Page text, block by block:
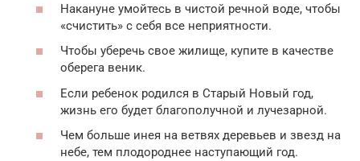
Накануне умойтесь в чистой речной воде, чтобы
«счистить» с себя все неприятности.
Чтобы уберечь свое жилище, купите в качестве
оберега веник.
Если ребенок родился в Старый Новый год,
жизнь его будет благополучной и лучезарной.
Чем больше инея на ветвях деревьев и звезд на
небе, тем плодороднее наступающий год.